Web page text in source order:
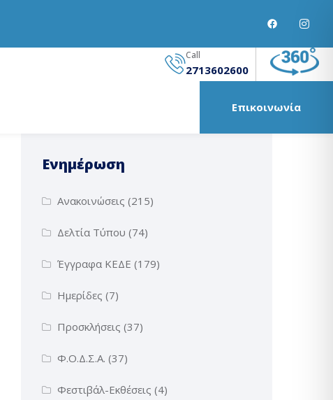
Call
2713602600
Επικοινωνία
Ενημέρωση
Ανακοινώσεις (215)
Δελτία Τύπου (74)
Έγγραφα ΚΕΔΕ (179)
Ημερίδες (7)
Προσκλήσεις (37)
Φ.Ο.Δ.Σ.Α. (37)
Φεστιβάλ-Εκθέσεις (4)